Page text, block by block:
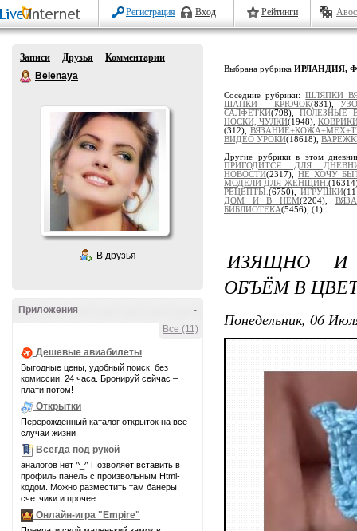
Регистрация Вход Рейтинги
Записи Друзья
Комментарии
Belenaya
В друзья
-
Приложения
Все (11)
Дешевые авиабилеты
Выгодные цены, удобный поиск, без
комиссии, 24 часа. Бронируй сейчас –
плати потом!
Открытки
Перерожденный каталог открыток на все
случаи жизни
Всегда под рукой
аналогов нет ^_^ Позволяет вставить в
профиль панель с произвольным Html-
кодом. Можно разместить там банеры,
счетчики и прочее
Онлайн-игра "Empire"
Выбрана рубрика ИРЛАНДИЯ,
Соседние рубрики:ШЛЯПКИ
ШАПКИ - КРЮЧОК(831),
САЛФЕТКИ(798), ПОЛЕЗНЫЕ
НОСКИ, ЧУЛКИ(1948),
(312),
ВИДЕО УРОКИ(18618),
Другие рубрики в этом
ПРИГОДИТСЯ ДЛЯ
НОВОСТИ(2317), НЕ ХОЧУ
МОДЕЛИ ДЛЯ ЖЕНЩИН.
РЕЦЕПТЫ. (6750), ИГРУШКИ
ДОМ И В НЕМ(2204),
БИБЛИОТЕКА(5456), (1)
ИЗЯЩНО И
ОБЪЁМ В
Понедельник, 06